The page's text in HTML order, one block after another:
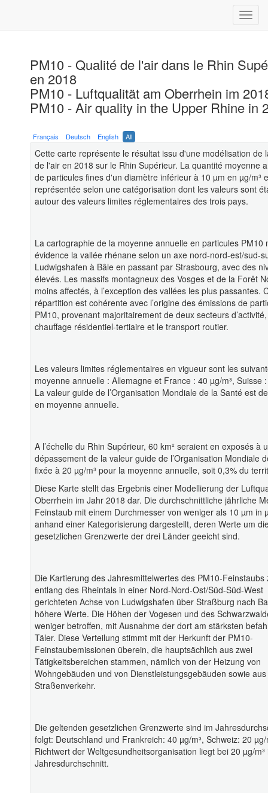
PM10 - Qualité de l'air dans le Rhin
en 2018
PM10 - Luftqualität am Oberrhein im
PM10 - Air quality in the Upper Rhine in
Français Deutsch English All
Cette carte représente le résultat issu d'une modélisation de
de l'air en 2018 sur le Rhin Supérieur. La quantité moyenne
de particules fines d'un diamètre inférieur à 10 µm en µg/m³
représentée selon une catégorisation dont les valeurs sont
autour des valeurs limites réglementaires des trois pays.
La cartographie de la moyenne annuelle en particules PM10
évidence la vallée rhénane selon un axe nord-nord-est/sud-
Ludwigshafen à Bâle en passant par Strasbourg, avec des
élevés. Les massifs montagneux des Vosges et de la Forêt
moins affectés, à l’exception des vallées les plus passantes.
répartition est cohérente avec l’origine des émissions de
PM10, provenant majoritairement de deux secteurs
chauffage résidentiel-tertiaire et le transport routier.
Les valeurs limites réglementaires en vigueur sont les
moyenne annuelle : Allemagne et France : 40 µg/m³, Suisse
La valeur guide de l’Organisation Mondiale de la Santé est
en moyenne annuelle.
A l’échelle du Rhin Supérieur, 60 km² seraient en exposés à
dépassement de la valeur guide de l’Organisation Mondiale
fixée à 20 µg/m³ pour la moyenne annuelle, soit 0,3% du
Diese Karte stellt das Ergebnis einer Modellierung der
Oberrhein im Jahr 2018 dar. Die durchschnittliche jährliche
Feinstaub mit einem Durchmesser von weniger als 10 µm in
anhand einer Kategorisierung dargestellt, deren Werte um
gesetzlichen Grenzwerte der drei Länder geeicht sind.
Die Kartierung des Jahresmittelwertes des PM10-Feinstaubs
entlang des Rheintals in einer Nord-Nord-Ost/Süd-Süd-West
gerichteten Achse von Ludwigshafen über Straßburg nach
höhere Werte. Die Höhen der Vogesen und des
weniger betroffen, mit Ausnahme der dort am stärksten
Täler. Diese Verteilung stimmt mit der Herkunft der PM10-
Feinstaubemissionen überein, die hauptsächlich aus zwei
Tätigkeitsbereichen stammen, nämlich von der Heizung von
Wohngebäuden und von Dienstleistungsgebäuden sowie
Straßenverkehr.
Die geltenden gesetzlichen Grenzwerte sind im
folgt: Deutschland und Frankreich: 40 µg/m³, Schweiz: 20 µg/
Richtwert der Weltgesundheitsorganisation liegt bei 20 µg/m³
Jahresdurchschnitt.